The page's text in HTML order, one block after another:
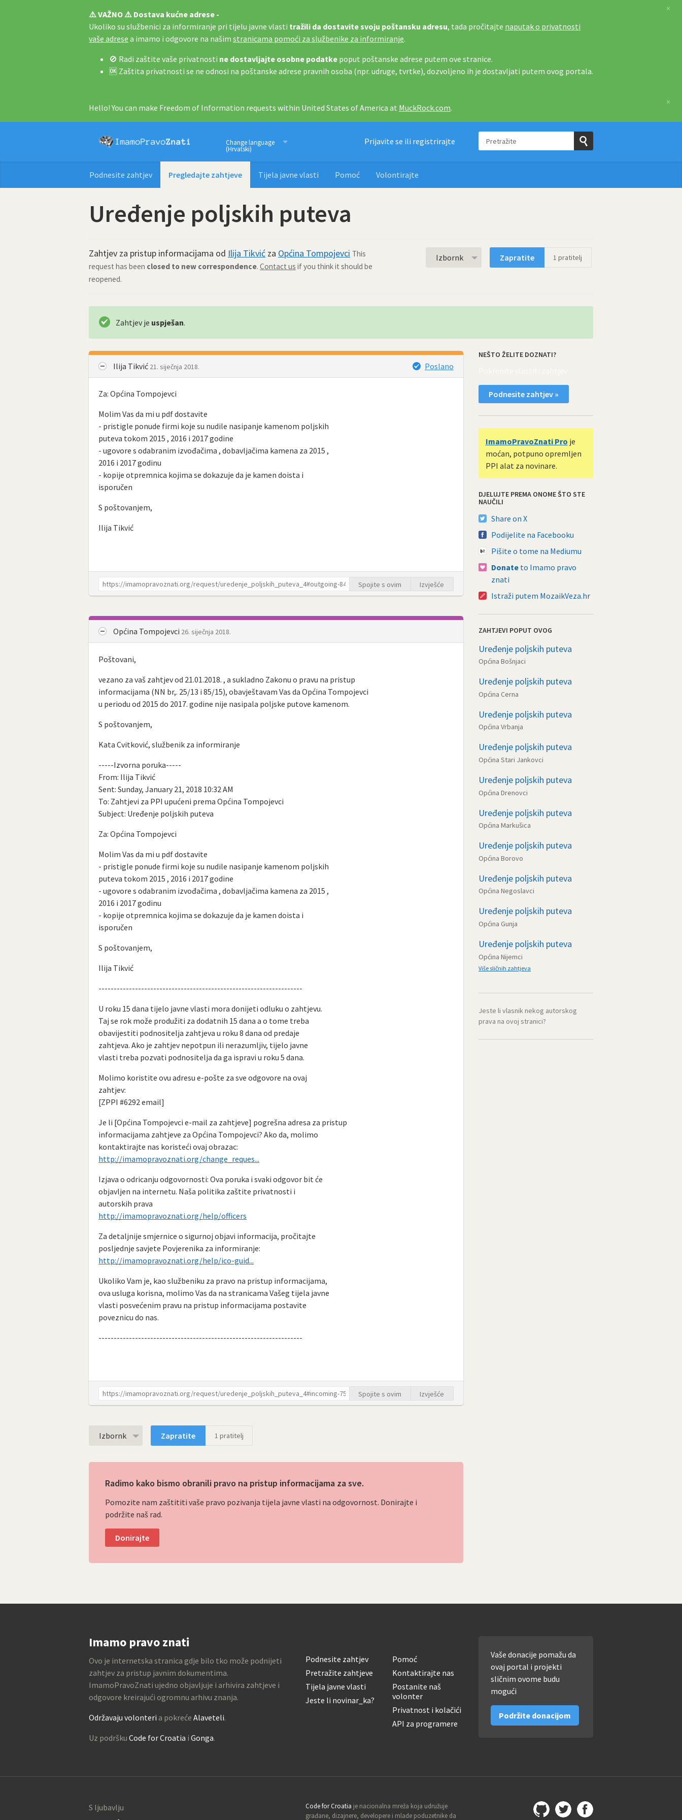
⚠️ VAŽNO ⚠️ Dostava kućne adrese -
Ukoliko su službenici za informiranje pri tijelu javne vlasti tražili da dostavite svoju poštansku adresu, tada pročitajte naputak o privatnosti
vaše adrese a imamo i odgovore na našim stranicama pomoći za službenike za informiranje.
🚫 Radi zaštite vaše privatnosti ne dostavljajte osobne podatke poput poštanske adrese putem ove stranice.
🆗 Zaštita privatnosti se ne odnosi na poštanske adrese pravnih osoba (npr. udruge, tvrtke), dozvoljeno ih je dostavljati putem ovog portala.
×
Hello! You can make Freedom of Information requests within United States of America at MuckRock.com.
×
Imamo pravo znati
Change language
(Hrvatski)
Prijavite se ili registrirajte Pretražite
Pošaljite
Podnesite zahtjev Pregledajte zahtjeve Tijela javne vlasti Pomoć Volontirajte
Uređenje poljskih puteva
Zahtjev za pristup informacijama od Ilija Tikvić za Općina Tompojevci This
request has been closed to new correspondence. Contact us if you think it should be
reopened.
Izbornk Zapratite 1 pratitelj
Zahtjev je uspješan.
Ilija Tikvić 21. siječnja 2018. Poslano
Za: Općina Tompojevci
Molim Vas da mi u pdf dostavite
- pristigle ponude firmi koje su nudile nasipanje kamenom poljskih
puteva tokom 2015 , 2016 i 2017 godine
- ugovore s odabranim izvođačima , dobavljačima kamena za 2015 ,
2016 i 2017 godinu
- kopije otpremnica kojima se dokazuje da je kamen doista i
isporučen
S poštovanjem,
Ilija Tikvić
Spojite s ovim Izvješće
Općina Tompojevci 26. siječnja 2018.
Poštovani,
vezano za vaš zahtjev od 21.01.2018. , a sukladno Zakonu o pravu na pristup
informacijama (NN br,. 25/13 i 85/15), obavještavam Vas da Općina Tompojevci
u periodu od 2015 do 2017. godine nije nasipala poljske putove kamenom.
S poštovanjem,
Kata Cvitković, službenik za informiranje
-----Izvorna poruka-----
From: Ilija Tikvić
Sent: Sunday, January 21, 2018 10:32 AM
To: Zahtjevi za PPI upućeni prema Općina Tompojevci
Subject: Uređenje poljskih puteva
Za: Općina Tompojevci
Molim Vas da mi u pdf dostavite
- pristigle ponude firmi koje su nudile nasipanje kamenom poljskih
puteva tokom 2015 , 2016 i 2017 godine
- ugovore s odabranim izvođačima , dobavljačima kamena za 2015 ,
2016 i 2017 godinu
- kopije otpremnica kojima se dokazuje da je kamen doista i
isporučen
S poštovanjem,
Ilija Tikvić
-------------------------------------------------------------------
U roku 15 dana tijelo javne vlasti mora donijeti odluku o zahtjevu.
Taj se rok može produžiti za dodatnih 15 dana a o tome treba
obavijestiti podnositelja zahtjeva u roku 8 dana od predaje
zahtjeva. Ako je zahtjev nepotpun ili nerazumljiv, tijelo javne
vlasti treba pozvati podnositelja da ga ispravi u roku 5 dana.
Molimo koristite ovu adresu e-pošte za sve odgovore na ovaj
zahtjev:
[ZPPI #6292 email]
Je li [Općina Tompojevci e-mail za zahtjeve] pogrešna adresa za pristup
informacijama zahtjeve za Općina Tompojevci? Ako da, molimo
kontaktirajte nas koristeći ovaj obrazac:
http://imamopravoznati.org/change_reques...
Izjava o odricanju odgovornosti: Ova poruka i svaki odgovor bit će
objavljen na internetu. Naša politika zaštite privatnosti i
autorskih prava
http://imamopravoznati.org/help/officers
Za detaljnije smjernice o sigurnoj objavi informacija, pročitajte
posljednje savjete Povjerenika za informiranje:
http://imamopravoznati.org/help/ico-guid...
Ukoliko Vam je, kao službeniku za pravo na pristup informacijama,
ova usluga korisna, molimo Vas da na stranicama Vašeg tijela javne
vlasti posvećenim pravu na pristup informacijama postavite
poveznicu do nas.
-------------------------------------------------------------------
Spojite s ovim Izvješće
Izbornk Zapratite 1 pratitelj
Radimo kako bismo obranili pravo na pristup informacijama za sve.
Pomozite nam zaštititi vaše pravo pozivanja tijela javne vlasti na odgovornost. Donirajte i
podržite naš rad.
Donirajte
NEŠTO ŽELITE DOZNATI?
Podnesite zahtjev »
ImamoPravoZnati Pro je
moćan, potpuno opremljen
PPI alat za novinare.
DJELUJTE PREMA ONOME ŠTO STE
NAUČILI
Share on X
Podijelite na Facebooku
Pišite o tome na Mediumu
Donate to Imamo pravo
znati
Istraži putem MozaikVeza.hr
ZAHTJEVI POPUT OVOG
Uređenje poljskih puteva
Općina Bošnjaci
Uređenje poljskih puteva
Općina Cerna
Uređenje poljskih puteva
Općina Vrbanja
Uređenje poljskih puteva
Općina Stari Jankovci
Uređenje poljskih puteva
Općina Drenovci
Uređenje poljskih puteva
Općina Markušica
Uređenje poljskih puteva
Općina Borovo
Uređenje poljskih puteva
Općina Negoslavci
Uređenje poljskih puteva
Općina Gunja
Uređenje poljskih puteva
Općina Nijemci
Više sličnih zahtjeva
Jeste li vlasnik nekog autorskog
prava na ovoj stranici?
Imamo pravo znati
Ovo je internetska stranica gdje bilo tko može podnijeti
zahtjev za pristup javnim dokumentima.
ImamoPravoZnati ujedno objavljuje i arhivira zahtjeve i
odgovore kreirajući ogromnu arhivu znanja.
Održavaju volonteri a pokreće Alaveteli.
Uz podršku Code for Croatia i Gonga.
Podnesite zahtjev
Pretražite zahtjeve
Tijela javne vlasti
Jeste li novinar_ka?
Pomoć
Kontaktirajte nas
Postanite naš
volonter
Privatnost i kolačići
API za programere
Vaše donacije pomažu da
ovaj portal i projekti
sličnim ovome budu
mogući
Podržite donacijom
S ljubavlju Code for Croatia je nacionalna mreža koja udružuje
građane, dizajnere, developere i mlade poduzetnike da